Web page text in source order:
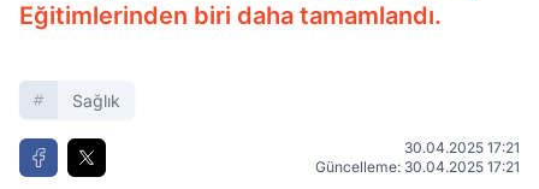
Eğitimlerinden biri daha tamamlandı.
Sağlık
30.04.2025 17:21
Güncelleme: 30.04.2025 17:21